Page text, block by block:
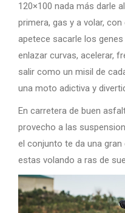
120×100 nada más darle
primera, gas y a volar,
apetece sacarle los
enlazar curvas, acelerar,
salir como un misil de
una moto adictiva y
En carretera de buen
provecho a las
el conjunto te da una
estas volando a ras de